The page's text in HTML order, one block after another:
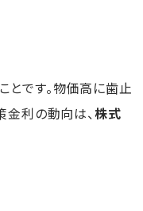
とです。物価高に歯止
金利の動向は、株式